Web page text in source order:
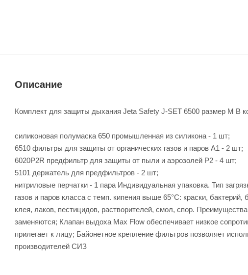
Описание
Комплект для защиты дыхания Jeta Safety J-SET 6500 размер М В
силиконовая полумаска 650 промышленная из силикона - 1 шт;
6510 фильтры для защиты от органических газов и паров A1 - 2 шт;
6020P2R предфильтр для защиты от пыли и аэрозолей P2 - 4 шт;
5101 держатель для предфильтров - 2 шт;
нитриловые перчатки - 1 пара Индивидуальная упаковка. Тип
газов и паров класса с темп. кипения выше 65°C: краски,
клея, лаков, пестицидов, растворителей, смол, спор.
заменяются; Клапан выдоха Max Flow обеспечивает низкое
прилегает к лицу; Байонетное крепление фильтров позволяет
производителей СИЗ